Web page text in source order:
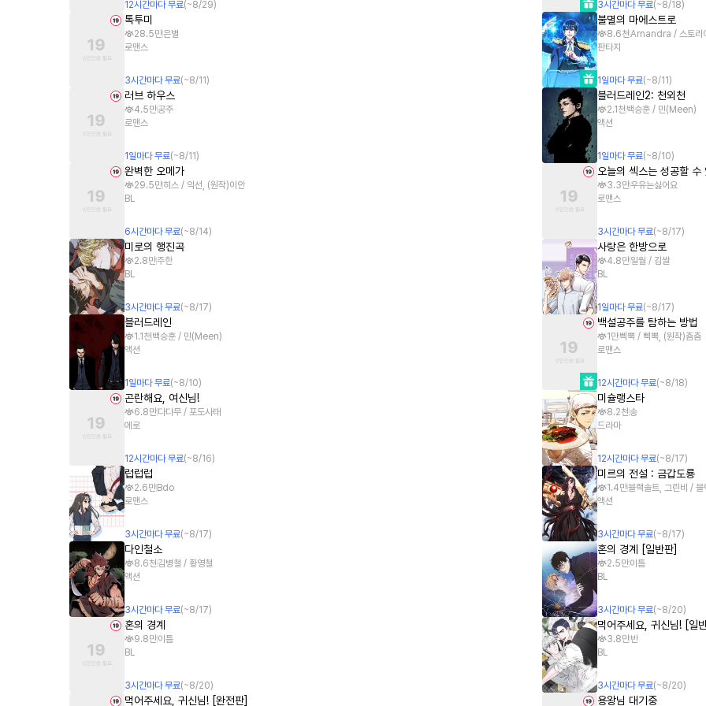
12시간마다 무료(~8/29) 3시간마다 무료(~8/18)
톡투미
28.5만은별
로맨스
3시간마다 무료(~8/11 )
불멸의 마에스트로
8.6천Arnandra / 스토리
판타지
1 일마다 무료(~8/11 )
러브 하우스
4.5만공주
로맨스
1 일마다 무료(~8/11 )
블러드레인2: 천외천
2.1천 백승훈 / 민(Meen)
액션
1 일마다 무료(~8/10)
완벽한 오메가
29.5만히스 / 익선, (원작)이안
BL
6시간마다 무료(~8/14)
오늘의 섹스는 성공할 수
3.3만우유는싫어요
로맨스
3시간마다 무료(~8/17)
미로의 행진곡
2.8만주한
BL
3시간마다 무료(~8/17)
사랑은 한방으로
4.8만일월 / 김쌀
BL
1 일마다 무료(~8/17)
블러드레인
1.1천 백승훈 / 민(Meen)
액션
1 일마다 무료(~8/10)
백설공주를 탐하는 방법
1만삑뽁 / 삑뽁, (원작)춈춈
로맨스
12시간마다 무료(~8/18)
곤란해요, 여신님!
6.8만다다무 / 포도사태
에로
12시간마다 무료(~8/16)
미슐랭스타
8.2천 송
드라마
12시간마다 무료(~8/17)
럽럽럽
2.6만 Bdo
로맨스
3시간마다 무료(~8/17)
미르의 전설 : 금갑도룡
1.4만블랙솔트, 그린비 /
액션
3시간마다 무료(~8/17)
다인철소
8.6천 김병철 / 황영철
액션
3시간마다 무료(~8/17)
혼의 경계 [일반판]
2.5만이틈
BL
3시간마다 무료(~8/20)
혼의 경계
9.8만이틈
BL
3시간마다 무료(~8/20)
먹어주세요, 귀신님! [일
3.8만반
BL
3시간마다 무료(~8/20)
먹어주세요, 귀신님! [완전판] 용왕님 대기중